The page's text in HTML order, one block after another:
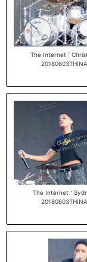
The Internet :
The Internet :